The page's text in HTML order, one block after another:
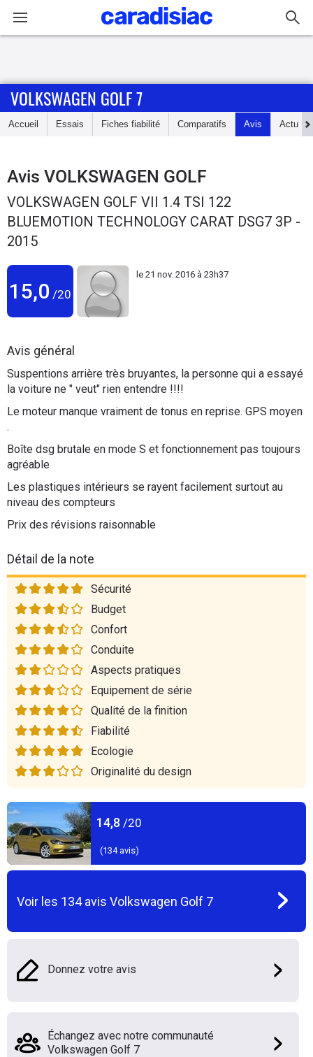
Accueil
Essais
Guide
d'achat
Utilitaires
Auto
Services
Forum
Moto
Marques
VOLKSWAGEN GOLF 7
Accueil Essais Fiches fiabilité Comparatifs Avis Actu
Avis VOLKSWAGEN GOLF
VOLKSWAGEN GOLF VII 1.4 TSI 122
BLUEMOTION TECHNOLOGY CARAT DSG7 3P -
2015
15,0 /20
le 21 nov. 2016 à 23h37
Avis général
Suspentions arrière très bruyantes, la personne qui a essayé
la voiture ne " veut" rien entendre !!!!
Le moteur manque vraiment de tonus en reprise. GPS moyen
.
Boîte dsg brutale en mode S et fonctionnement pas toujours
agréable
Les plastiques intérieurs se rayent facilement surtout au
niveau des compteurs
Prix des révisions raisonnable
Détail de la note
Sécurité
Budget
Confort
Conduite
Aspects pratiques
Equipement de série
Qualité de la finition
Fiabilité
Ecologie
Originalité du design
14,8 /20
(134avis)
Voir les 134avis Volkswagen Golf 7
Donnez votre avis
Échangez avec notre communauté
Volkswagen Golf 7